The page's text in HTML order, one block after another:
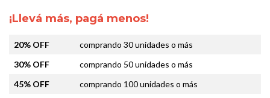
¡Llevá más, pagá menos!
20% OFF
comprando 30 unidades o más
30% OFF
comprando 50 unidades o más
45% OFF
comprando 100 unidades o más